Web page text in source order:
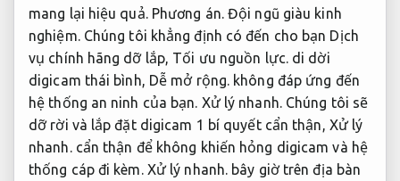
mang lại hiệu quả. Phương án. Đội ngũ giàu kinh
nghiệm.Chúng tôi khẳng định có đến cho bạn Dịch
vụ chính hãng dỡ lắp, Tối ưu nguồn lực.di dời
digicam thái bình, Dễ mở rộng. không đáp ứng đến
hệ thống an ninh của bạn. Xử lý nhanh.Chúng tôi sẽ
dỡ rời và lắp đặt digicam 1 bí quyết cẩn thận, Xử lý
nhanh.cẩn thận để không khiến hỏng digicam và hệ
thống cáp đi kèm. Xử lý nhanh. bây giờ trên địa bàn